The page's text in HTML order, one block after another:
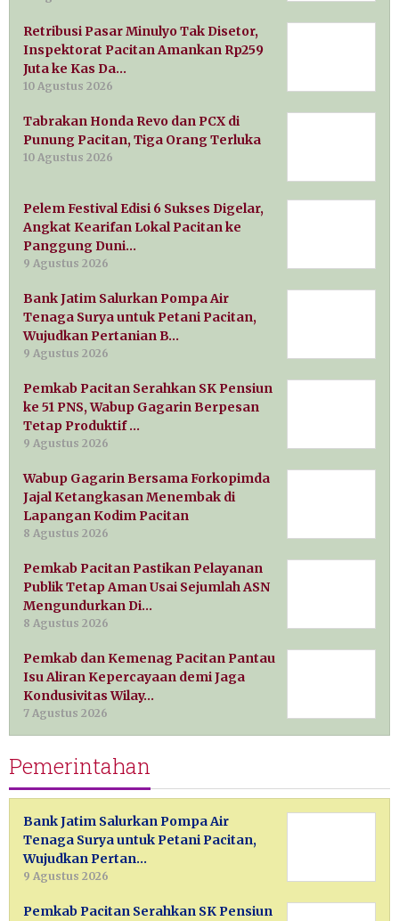
Retribusi Pasar Minulyo Tak Disetor,
Inspektorat Pacitan Amankan Rp259
Juta ke Kas Da…
10 Agustus 2026
Tabrakan Honda Revo dan PCX di
Punung Pacitan, Tiga Orang Terluka
10 Agustus 2026
Pelem Festival Edisi 6 Sukses Digelar,
Angkat Kearifan Lokal Pacitan ke
Panggung Duni…
9 Agustus 2026
Bank Jatim Salurkan Pompa Air
Tenaga Surya untuk Petani Pacitan,
Wujudkan Pertanian B…
9 Agustus 2026
Pemkab Pacitan Serahkan SK Pensiun
ke 51 PNS, Wabup Gagarin Berpesan
Tetap Produktif …
9 Agustus 2026
Wabup Gagarin Bersama Forkopimda
Jajal Ketangkasan Menembak di
Lapangan Kodim Pacitan
8 Agustus 2026
Pemkab Pacitan Pastikan Pelayanan
Publik Tetap Aman Usai Sejumlah ASN
Mengundurkan Di…
8 Agustus 2026
Pemkab dan Kemenag Pacitan Pantau
Isu Aliran Kepercayaan demi Jaga
Kondusivitas Wilay…
7 Agustus 2026
Pemerintahan
Bank Jatim Salurkan Pompa Air
Tenaga Surya untuk Petani Pacitan,
Wujudkan Pertan…
9 Agustus 2026
Pemkab Pacitan Serahkan SK Pensiun